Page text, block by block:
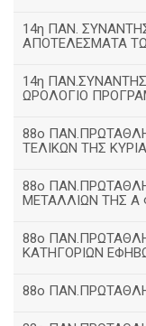
14η ΠΑΝ.
ΑΠΟΤΕΛΕΣΜΑΤΑ
14η
ΩΡΟΛΟΓΙΟ
88ο
ΤΕΛΙΚΩΝ ΤΗΣ
88ο
ΜΕΤΑΛΛΙΩΝ ΤΗΣ Α
88ο
ΚΑΤΗΓΟΡΙΩΝ
88ο